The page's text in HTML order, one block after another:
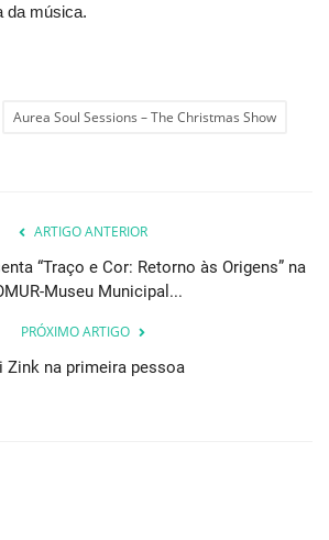
da música.
Aurea Soul Sessions – The Christmas Show
ARTIGO ANTERIOR
“Traço e Cor: Retorno às Origens” na
Museu Municipal...
PRÓXIMO ARTIGO
Zink na primeira pessoa